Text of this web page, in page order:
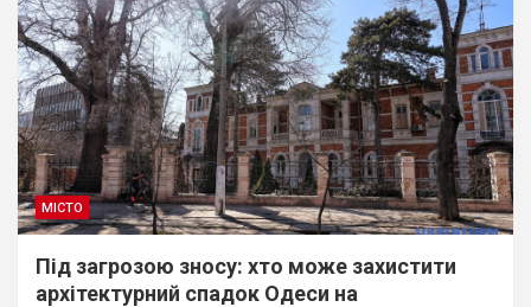
МІСТО
Під загрозою зносу: хто може захистити
архітектурний спадок Одеси на